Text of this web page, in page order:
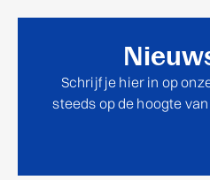
Schrijf je hier in op
steeds op de hoogte